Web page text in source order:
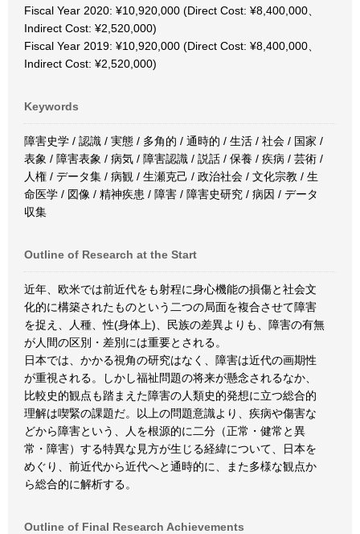
Fiscal Year 2020: ¥10,920,000 (Direct Cost: ¥8,400,000、
Indirect Cost: ¥2,520,000)
Fiscal Year 2019: ¥10,920,000 (Direct Cost: ¥8,400,000、
Indirect Cost: ¥2,520,000)
Keywords
障害史学 / 認識 / 実態 / 多角的 / 通時的 / 生活 / 社会 / 国家 /
表象 / 障害表象 / 病気 / 障害認識 / 説話 / 保養 / 疾病 / 芸術 /
人権 / データ集 / 病観 / 生瀬克己 / 政治社会 / 文化宗教 / 生
命医学 / 図像 / 精神疾患 / 障害 / 障害史研究 / 病因 / データ
収集
Outline of Research at the Start
近年、欧米では前近代をも射程に身心機能の損傷と社会文
化的に構築されたものという二つの局面を複合させて障害
を捉え、人種、性(身体上)、民族の差異よりも、障害の有無
が人間の区別・差別には重要とされる。
日本では、かかる視角の研究はなく、障害は近代の画期性
が重視される。しかし福祉問題の将来が懸念されるなか、
比較史的観点も踏まえた障害の人類史的発想に立つ総合的
理解は喫緊の課題だ。以上の問題意識より、疾病や傷害な
どから障害という、人を根源的に二分（正常・健常と異
常・障害）する特異な見方が生じる経緯について、日本を
めぐり、前近代から近代へと通時的に、また多様な観点か
ら総合的に解析する。
Outline of Final Research Achievements